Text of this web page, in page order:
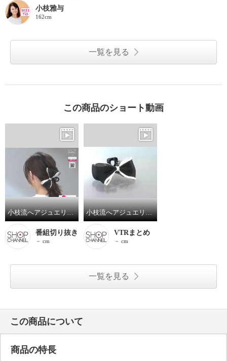
小枝雅与
162cm
一覧を見る
この商品のショート動画
小枝流へアジュエリー モノトーンリボン バンスクリップ
番組切り抜き
－ cm
小枝流へアジュエリー モノトーンリボン バンスクリップ
VTRまとめ
－ cm
一覧を見る
この商品について
商品の特長